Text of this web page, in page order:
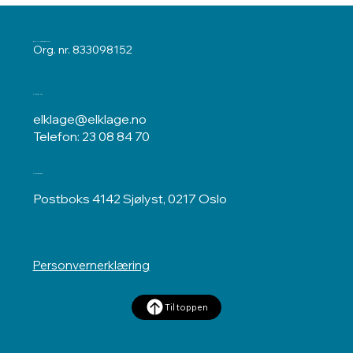
ELKLAGENEMNDA
Org. nr. 833098152
Kontakt oss
elklage@elklage.no
Telefon: 23 08 84 70
Postadresse
Postboks 4142 Sjølyst, 0217 Oslo
Personvernerklæring
Til toppen